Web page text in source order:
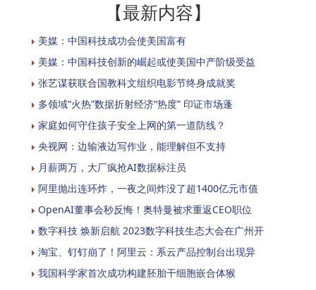
【最新内容】
美媒：中国科技成功会使美国富有
美媒：中国科技创新的崛起或使美国中产阶级受益
张艺谋获联合国教科文组织电影节终身成就奖
多领域“火热”数据折射经济“热度” 印证市场蓬
家庭如何守住孩子安全上网的第一道防线？
央视网：边输液边写作业，能理解但不支持
月薪两万，大厂疯抢AI数据标注员
阿里抛出连环炸，一夜之间炸没了超1400亿元市值
OpenAI董事会秒反悔！奥特曼被求重返CEO职位
数字科技 焕新启航 2023数字科技生态大会在广州开
淘宝、钉钉崩了！阿里云：系云产品控制台出现异
我国科学家首次成功构建胚胎干细胞嵌合体猴